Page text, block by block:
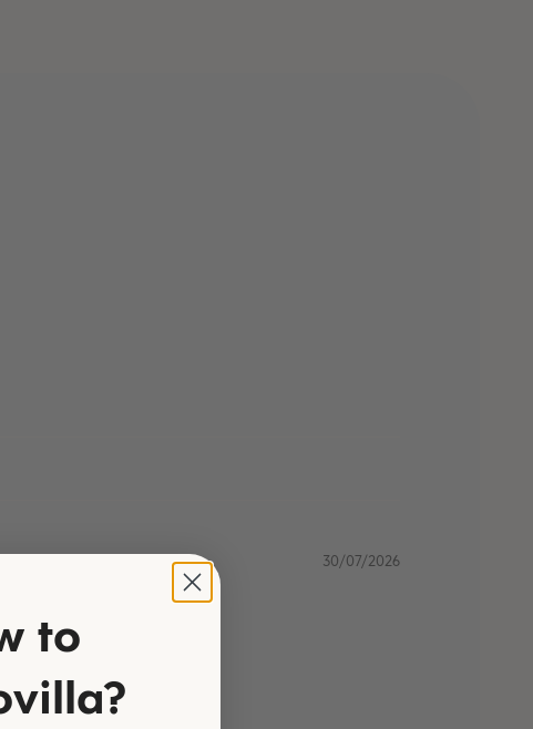
30/07/2026
to